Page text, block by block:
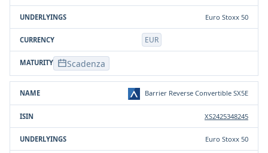
Euro Stoxx 50
EUR
Scadenza
Barrier Reverse Convertible SX5E
XS2425348245
Euro Stoxx 50